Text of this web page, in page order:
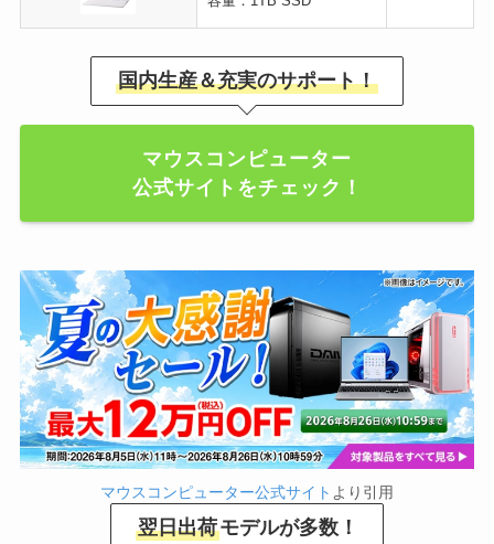
国内生産＆充実のサポート！
マウスコンピューター
公式サイトをチェック！
マウスコンピューター公式サイト より引用
翌日出荷モデルが多数！